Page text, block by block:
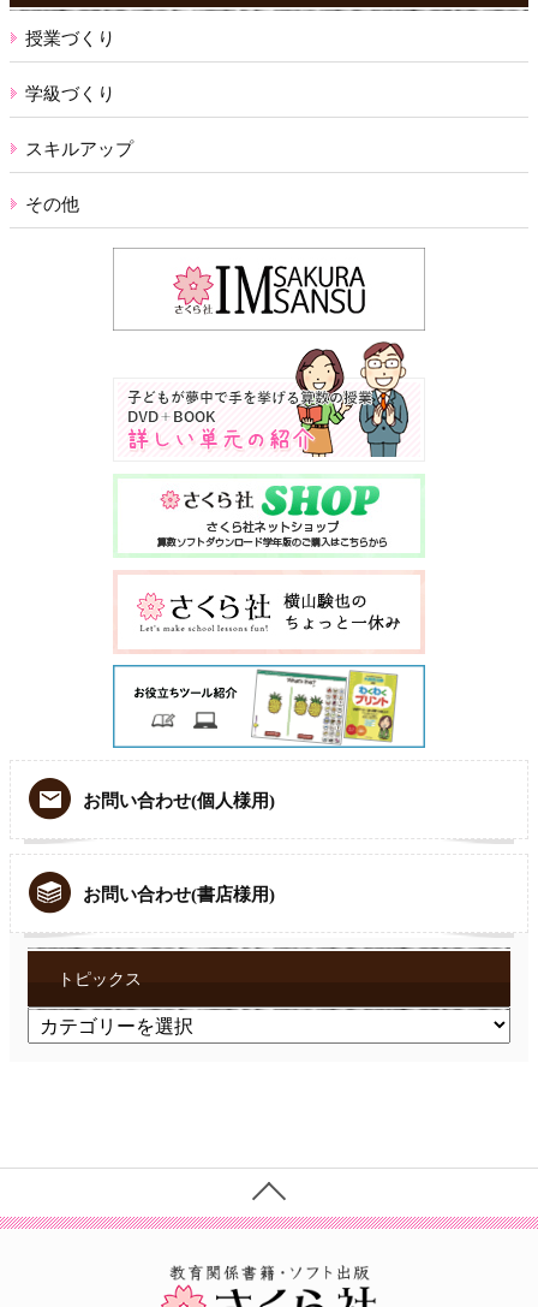
授業づくり
学級づくり
スキルアップ
その他
お問い合わせ(個人様用)
お問い合わせ(書店様用)
トピックス